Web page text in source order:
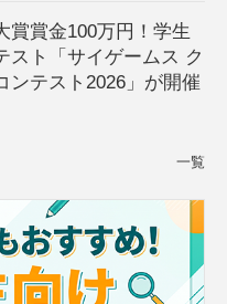
賞賞金100万円！学生
スト「サイゲームス ク
ンテスト2026」が開催
一覧